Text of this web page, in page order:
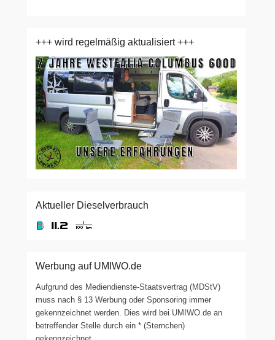
+++ wird regelmäßig aktualisiert +++
Aktueller Dieselverbrauch
Werbung auf UMIWO.de
Aufgrund des Mediendienste-Staatsvertrag (MDStV)
muss nach § 13 Werbung oder Sponsoring immer
gekennzeichnet werden. Dies wird bei UMIWO.de an
betreffender Stelle durch ein * (Sternchen)